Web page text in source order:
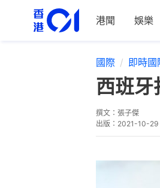
港聞 娛樂
國際 即時國
西班
撰文： 張子傑
出版： 2021-10-29